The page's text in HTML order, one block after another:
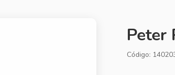
Peter
Código: